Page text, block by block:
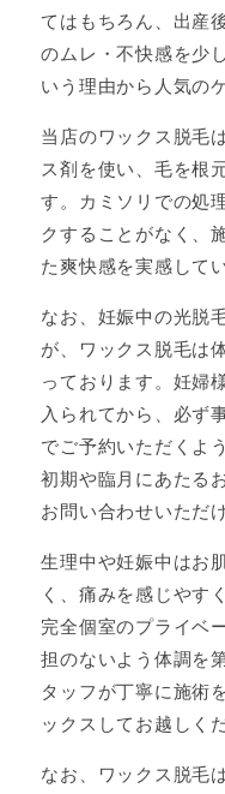
てはもちろん、出産
のムレ・不快感を少
いう理由から人気の
当店のワックス脱毛
ス剤を使い、毛を根
す。カミソリでの処
クすることがなく、
た爽快感を実感して
なお、妊娠中の光脱
が、ワックス脱毛は
っております。妊婦
入られてから、必ず
でご予約いただくよ
初期や臨月にあたる
お問い合わせいただ
生理中や妊娠中はお
く、痛みを感じやす
完全個室のプライベ
担のないよう体調を
タッフが丁寧に施術
ックスしてお越しく
なお、ワックス脱毛